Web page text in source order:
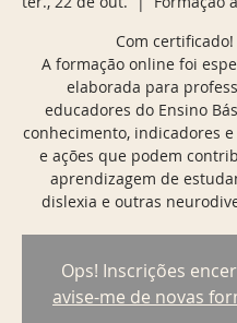
Com certificado!
A formação online foi
elaborada para
educadores do Ensino
conhecimento, indicadores
e ações que podem
aprendizagem de
dislexia e outras
Ops! Inscrições
avise-me de novas